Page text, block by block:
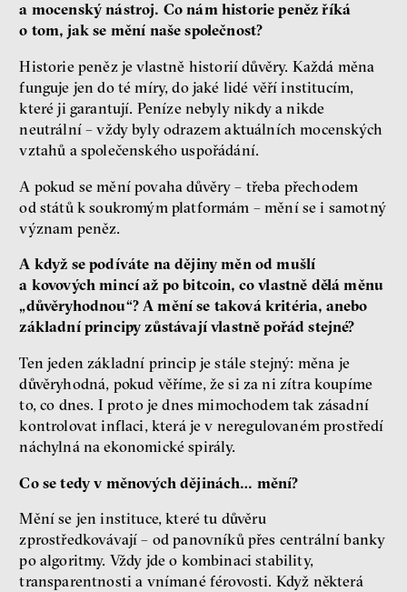
a mocenský nástroj. Co nám historie peněz říká
o tom, jak se mění naše společnost?
Historie peněz je vlastně historií důvěry. Každá měna
funguje jen do té míry, do jaké lidé věří institucím,
které ji garantují. Peníze nebyly nikdy a nikde
neutrální – vždy byly odrazem aktuálních mocenských
vztahů a společenského uspořádání.
A pokud se mění povaha důvěry – třeba přechodem
od států k soukromým platformám – mění se i samotný
význam peněz.
A když se podíváte na dějiny měn od mušlí
a kovových mincí až po bitcoin, co vlastně dělá měnu
„důvěryhodnou“? A mění se taková kritéria, anebo
základní principy zůstávají vlastně pořád stejné?
Ten jeden základní princip je stále stejný: měna je
důvěryhodná, pokud věříme, že si za ni zítra koupíme
to, co dnes. I proto je dnes mimochodem tak zásadní
kontrolovat inflaci, která je v neregulovaném prostředí
náchylná na ekonomické spirály.
Co se tedy v měnových dějinách… mění?
Mění se jen instituce, které tu důvěru
zprostředkovávají – od panovníků přes centrální banky
po algoritmy. Vždy jde o kombinaci stability,
transparentnosti a vnímané férovosti. Když některá